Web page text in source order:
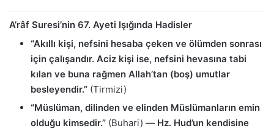
A’râf Suresi’nin 67. Ayeti Işığında Hadisler
“Akıllı kişi, nefsini hesaba çeken ve ölümden sonrası
için çalışandır. Aciz kişi ise, nefsini hevasına tabi
kılan ve buna rağmen Allah’tan (boş) umutlar
besleyendir.” (Tirmizi)
“Müslüman, dilinden ve elinden Müslümanların emin
olduğu kimsedir.” (Buhari) — Hz. Hud’un kendisine